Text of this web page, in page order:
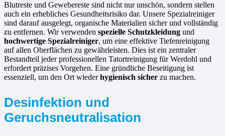
Blutreste und Gewebereste sind nicht nur unschön, sondern stellen
auch ein erhebliches Gesundheitsrisiko dar. Unsere Spezialreiniger
sind darauf ausgelegt, organische Materialien sicher und vollständig
zu entfernen. Wir verwenden spezielle Schutzkleidung und
hochwertige Spezialreiniger, um eine effektive Tiefenreinigung
auf allen Oberflächen zu gewährleisten. Dies ist ein zentraler
Bestandteil jeder professionellen Tatortreinigung für Werdohl und
erfordert präzises Vorgehen. Eine gründliche Beseitigung ist
essenziell, um den Ort wiederhygienisch sicher zu machen.
Desinfektion und
Geruchsneutralisation